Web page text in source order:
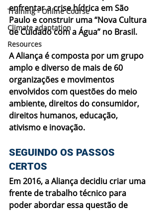
Training - Online Course
Climate adaptation
Resources
enfrentar a crise hídrica em São
Paulo e construir uma “Nova Cultura
de Cuidado com a Água” no Brasil.
A Aliança é composta por um grupo
amplo e diverso de mais de 60
organizações e movimentos
envolvidos com questões do meio
ambiente, direitos do consumidor,
direitos humanos, educação,
ativismo e inovação.
SEGUINDO OS PASSOS
CERTOS
Em 2016, a Aliança decidiu criar uma
frente de trabalho técnico para
poder abordar essa questão de